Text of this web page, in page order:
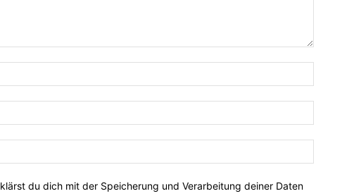
du dich mit der Speicherung und Verarbeitung deiner Daten